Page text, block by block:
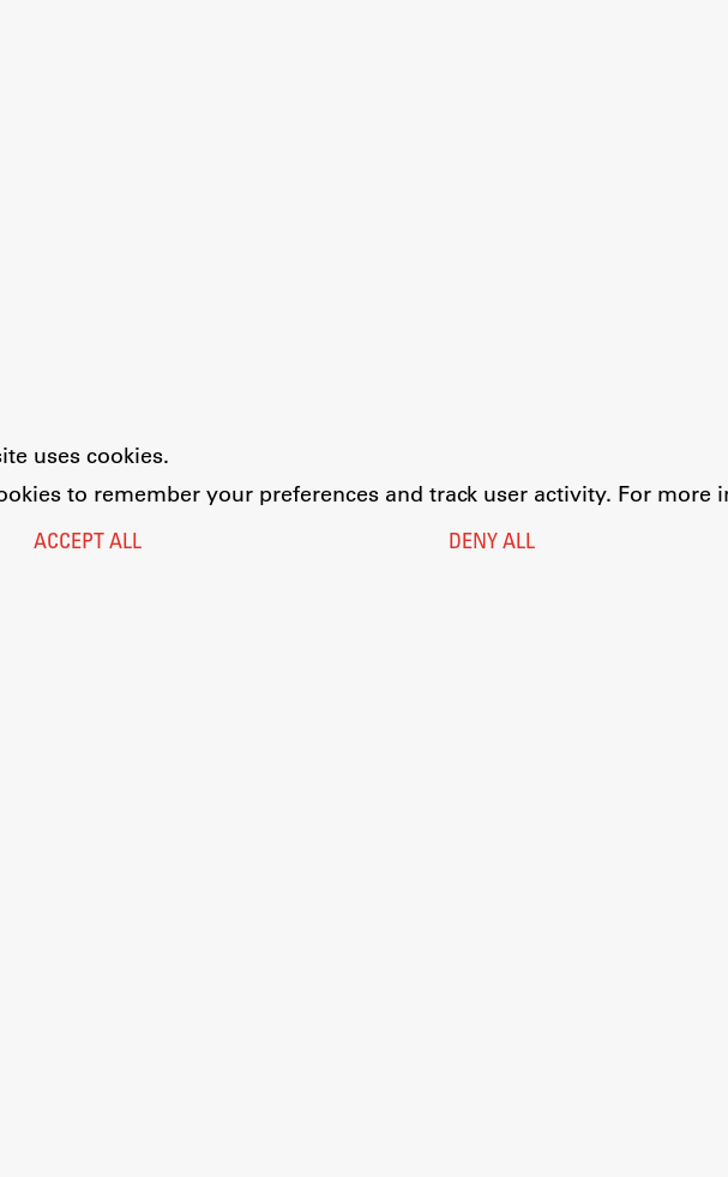
uses cookies.
to remember your preferences and track user activity. For more
ACCEPT ALL DENY ALL